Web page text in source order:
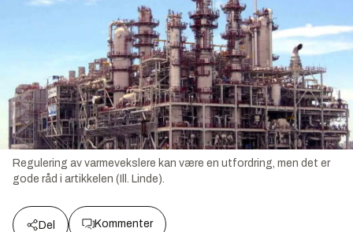
Regulering av varmevekslere kan være en utfordring, men det er
gode råd i artikkelen (Ill. Linde).
Del Kommenter